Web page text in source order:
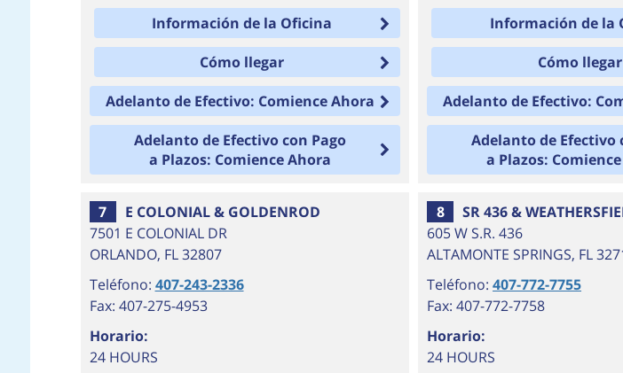
Información de la Oficina
Cómo llegar
Adelanto de Efectivo: Comience Ahora
Adelanto de Efectivo con Pago
a Plazos: Comience Ahora
Información de la
Cómo llegar
Adelanto de Efectivo:
Adelanto de Efectivo
a Plazos:
7
E COLONIAL & GOLDENROD
7501 E COLONIAL DR
ORLANDO, FL 32807
Teléfono: 407-243-2336
Fax: 407-275-4953
Horario:
24 HOURS
8
SR 436 &
605 W S.R. 436
ALTAMONTE SPRINGS, FL
Teléfono:407-772-7755
Fax: 407-772-7758
Horario:
24 HOURS